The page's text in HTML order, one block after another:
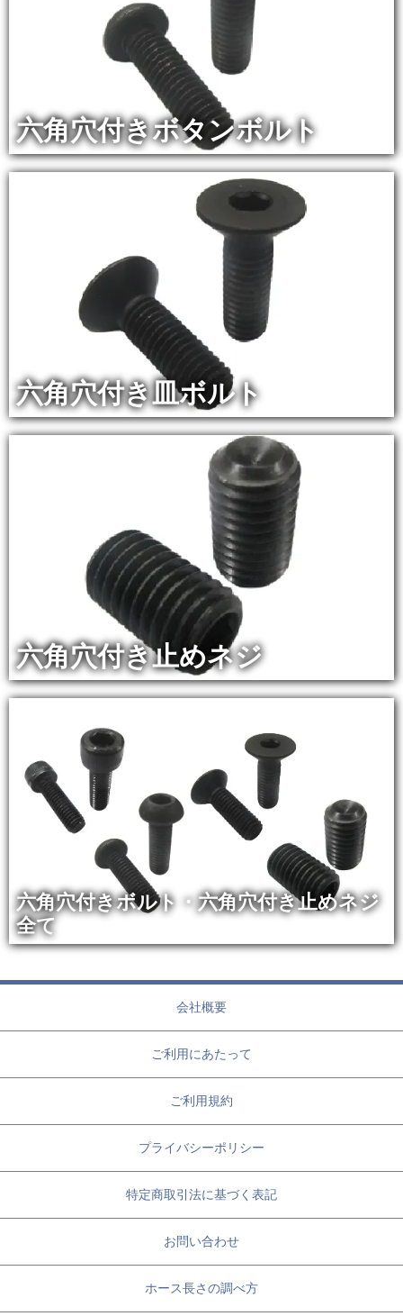
六角穴付きボタンボルト
六角穴付き皿ボルト
六角穴付き止めネジ
六角穴付きボルト・六角穴付き止めネジ
全て
会社概要
ご利用にあたって
ご利用規約
プライバシーポリシー
特定商取引法に基づく表記
お問い合わせ
ホース長さの調べ方